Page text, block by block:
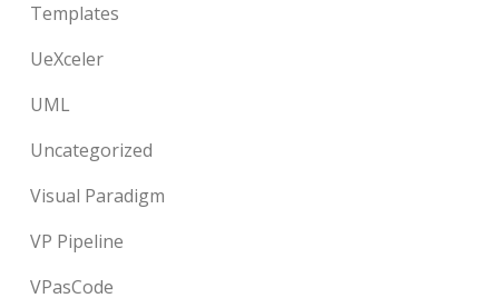
Templates
UeXceler
UML
Uncategorized
Visual Paradigm
VP Pipeline
VPasCode